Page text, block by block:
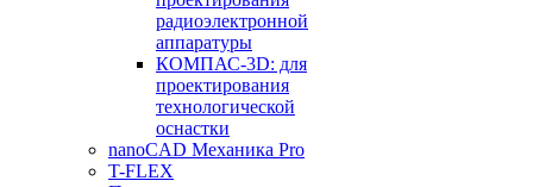
радиоэлектронной
аппаратуры
КОМПАС-3D: для
проектирования
технологической
оснастки
nanoCAD Механика Pro
T-FLEX